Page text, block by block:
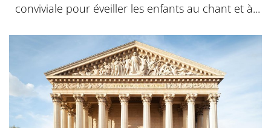
conviviale pour éveiller les enfants au chant et à...